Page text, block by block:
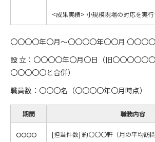
<成果実績> 小規模現場の対応を実行
〇〇〇〇年〇月～〇〇〇〇年〇〇月 〇〇〇
設 立：〇〇〇〇年〇月〇日（旧〇〇〇〇〇
〇〇〇〇〇と合併）
職員数：〇〇〇名（〇〇〇〇年〇月時点）
期間 職務内容
〇〇〇〇
[担当件数] 約〇〇〇軒（月の平均訪問